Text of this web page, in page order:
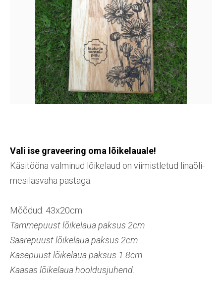
Vali ise graveering oma lõikelauale!
Käsitööna valminud lõikelaud on viimistletud linaõli-
mesilasvaha pastaga.
Mõõdud: 43x20cm
Tammepuust lõikelaua paksus 2cm
Saarepuust lõikelaua paksus 2cm
Kasepuust lõikelaua paksus 1.8cm
Kaasas lõikelaua hooldusjuhend.